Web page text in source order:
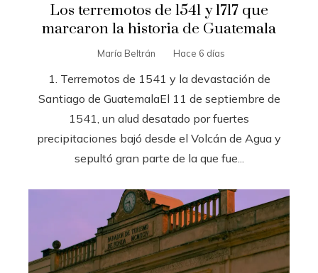
Los terremotos de 1541 y 1717 que
marcaron la historia de Guatemala
María Beltrán Hace 6 días
1. Terremotos de 1541 y la devastación de
Santiago de GuatemalaEl 11 de septiembre de
1541, un alud desatado por fuertes
precipitaciones bajó desde el Volcán de Agua y
sepultó gran parte de la que fue...